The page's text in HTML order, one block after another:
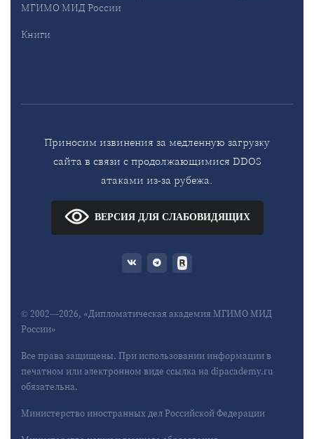
МГИМО МИД России
Книги
Приносим извинения за медленную загрузку
сайта в связи с продолжающимися DDOS
атаками из-за рубежа.
ВЕРСИЯ ДЛЯ СЛАБОВИДЯЩИХ
© 2002—2026, «Дипломатическая академия МГИМО МИД
России»
Все права защищены. При использовании информации в
печатном или электронном виде ссылка на dipacademy.ru
обязательна.
Министерство иностранных дел Российской Федерации